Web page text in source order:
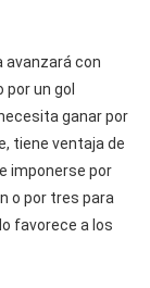
avanzará con
un gol
ganar por
tiene ventaja de
imponerse por
o por tres para
favorece a los